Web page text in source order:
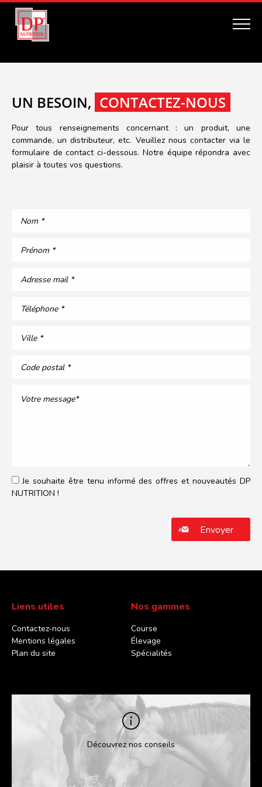
UN BESOIN, CONTACTEZ-NOUS
Pour tous renseignements concernant : un produit, une
commande, un distributeur, etc. Veuillez nous contacter via le
formulaire de contact ci-dessous. Notre équipe répondra avec
plaisir à toutes vos questions.
Je souhaite être tenu informé des offres et nouveautés DP
NUTRITION !
Liens utiles
Contactez-nous
Mentions légales
Plan du site
Nos gammes
Course
Élevage
Spécialités
Découvrez nos conseils